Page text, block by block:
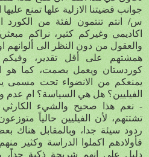
جوانب قضيتنا الازلية علها تمنع عليها
س/ انتم تنتمون لفئة من الكورد
اكاديمي وغيركم كثير، نراكم
والعقول من دون النظر الى ألوانهم
همشتهم على أقل تقدير،
كوردستان ويعمل بصمت، كما
يمنعكم من الانضواء تحت مسمى
الفيليين؟ هل هي السياسة؟ ام عدم
- نعم هذا صحيح والشيء
ردود سيئة جدا، وبالمقابل هناك
فأولادهم اكملوا الدراسة وكثير
دليل على انهم شريحة ذكية جداً،